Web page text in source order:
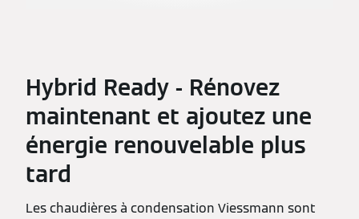
Hybrid Ready - Rénovez
maintenant et ajoutez une
énergie renouvelable plus
tard
Les chaudières à condensation Viessmann sont